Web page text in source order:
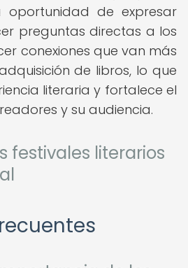
oportunidad de expresar
preguntas directas a los
conexiones que van más
de libros, lo que
literaria y fortalece el
y su audiencia.
festivales literarios